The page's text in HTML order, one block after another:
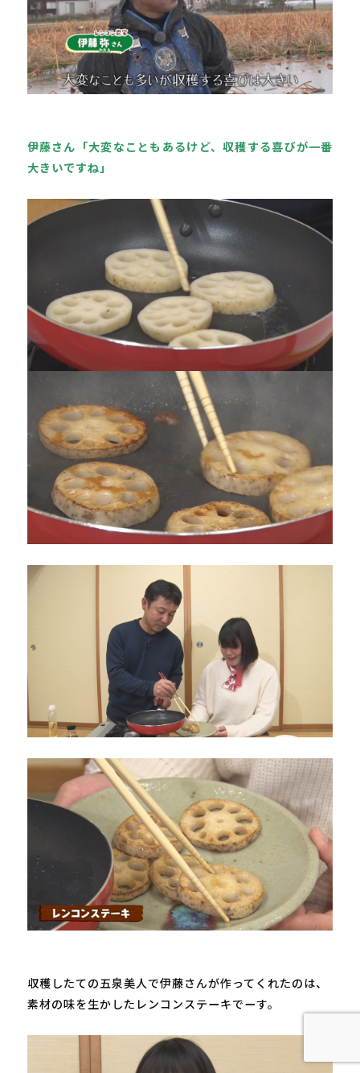
伊藤さん「大変なこともあるけど、収穫する喜びが一番
大きいですね」
収穫したての五泉美人で伊藤さんが作ってくれたのは、
素材の味を生かしたレンコンステーキでーす。